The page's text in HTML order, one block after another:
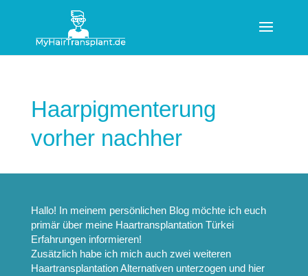
Haarpigmenterung
vorher nachher
Hallo! In meinem persönlichen Blog möchte ich euch
primär über meine Haartransplantation Türkei
Erfahrungeninformieren!
Zusätzlich habe ich mich auch zwei weiteren
Haartransplantation Alternativenunterzogen und hier